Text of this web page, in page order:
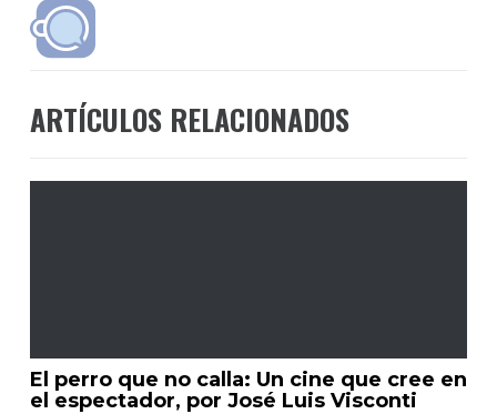
ARTÍCULOS RELACIONADOS
El perro que no calla: Un cine que cree en
el espectador, por José Luis Visconti